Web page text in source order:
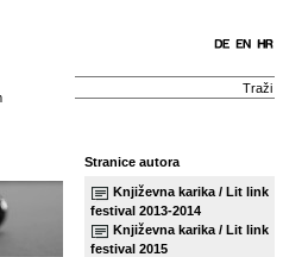
Stranice autora
Književna karika / Lit link
festival 2013-2014
Književna karika / Lit link
festival 2015